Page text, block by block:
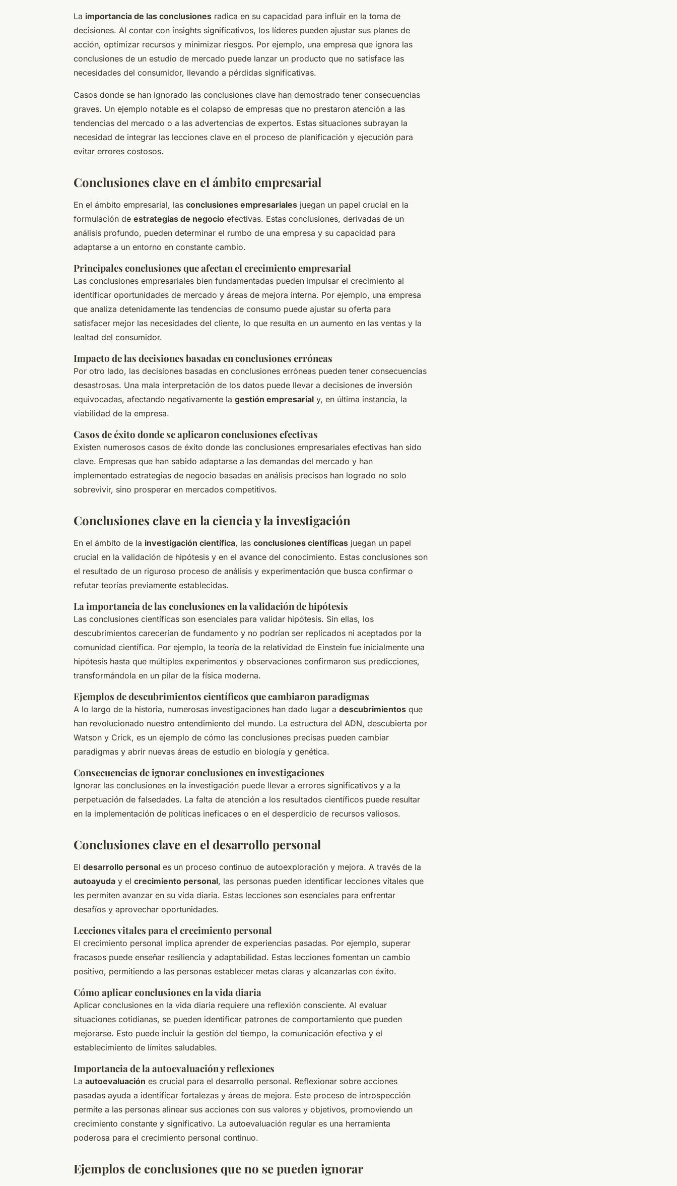
La importancia de las conclusiones radica en su capacidad para influir en la toma de
decisiones. Al contar con insights significativos, los líderes pueden ajustar sus planes de
acción, optimizar recursos y minimizar riesgos. Por ejemplo, una empresa que ignora las
conclusiones de un estudio de mercado puede lanzar un producto que no satisface las
necesidades del consumidor, llevando a pérdidas significativas.
Casos donde se han ignorado las conclusiones clave han demostrado tener consecuencias
graves. Un ejemplo notable es el colapso de empresas que no prestaron atención a las
tendencias del mercado o a las advertencias de expertos. Estas situaciones subrayan la
necesidad de integrar las lecciones clave en el proceso de planificación y ejecución para
evitar errores costosos.
Conclusiones clave en el ámbito empresarial
En el ámbito empresarial, las conclusiones empresariales juegan un papel crucial en la
formulación de estrategias de negocio efectivas. Estas conclusiones, derivadas de un
análisis profundo, pueden determinar el rumbo de una empresa y su capacidad para
adaptarse a un entorno en constante cambio.
Principales conclusiones que afectan el crecimiento empresarial
Las conclusiones empresariales bien fundamentadas pueden impulsar el crecimiento al
identificar oportunidades de mercado y áreas de mejora interna. Por ejemplo, una empresa
que analiza detenidamente las tendencias de consumo puede ajustar su oferta para
satisfacer mejor las necesidades del cliente, lo que resulta en un aumento en las ventas y la
lealtad del consumidor.
Impacto de las decisiones basadas en conclusiones erróneas
Por otro lado, las decisiones basadas en conclusiones erróneas pueden tener consecuencias
desastrosas. Una mala interpretación de los datos puede llevar a decisiones de inversión
equivocadas, afectando negativamente la gestión empresarial y, en última instancia, la
viabilidad de la empresa.
Casos de éxito donde se aplicaron conclusiones efectivas
Existen numerosos casos de éxito donde las conclusiones empresariales efectivas han sido
clave. Empresas que han sabido adaptarse a las demandas del mercado y han
implementado estrategias de negocio basadas en análisis precisos han logrado no solo
sobrevivir, sino prosperar en mercados competitivos.
Conclusiones clave en la ciencia y la investigación
En el ámbito de la investigación científica, las conclusiones científicas juegan un papel
crucial en la validación de hipótesis y en el avance del conocimiento. Estas conclusiones son
el resultado de un riguroso proceso de análisis y experimentación que busca confirmar o
refutar teorías previamente establecidas.
La importancia de las conclusiones en la validación de hipótesis
Las conclusiones científicas son esenciales para validar hipótesis. Sin ellas, los
descubrimientos carecerían de fundamento y no podrían ser replicados ni aceptados por la
comunidad científica. Por ejemplo, la teoría de la relatividad de Einstein fue inicialmente una
hipótesis hasta que múltiples experimentos y observaciones confirmaron sus predicciones,
transformándola en un pilar de la física moderna.
Ejemplos de descubrimientos científicos que cambiaron paradigmas
A lo largo de la historia, numerosas investigaciones han dado lugar a descubrimientos que
han revolucionado nuestro entendimiento del mundo. La estructura del ADN, descubierta por
Watson y Crick, es un ejemplo de cómo las conclusiones precisas pueden cambiar
paradigmas y abrir nuevas áreas de estudio en biología y genética.
Consecuencias de ignorar conclusiones en investigaciones
Ignorar las conclusiones en la investigación puede llevar a errores significativos y a la
perpetuación de falsedades. La falta de atención a los resultados científicos puede resultar
en la implementación de políticas ineficaces o en el desperdicio de recursos valiosos.
Conclusiones clave en el desarrollo personal
El desarrollo personal es un proceso continuo de autoexploración y mejora. A través de la
autoayuda y el crecimiento personal, las personas pueden identificar lecciones vitales que
les permiten avanzar en su vida diaria. Estas lecciones son esenciales para enfrentar
desafíos y aprovechar oportunidades.
Lecciones vitales para el crecimiento personal
El crecimiento personal implica aprender de experiencias pasadas. Por ejemplo, superar
fracasos puede enseñar resiliencia y adaptabilidad. Estas lecciones fomentan un cambio
positivo, permitiendo a las personas establecer metas claras y alcanzarlas con éxito.
Cómo aplicar conclusiones en la vida diaria
Aplicar conclusiones en la vida diaria requiere una reflexión consciente. Al evaluar
situaciones cotidianas, se pueden identificar patrones de comportamiento que pueden
mejorarse. Esto puede incluir la gestión del tiempo, la comunicación efectiva y el
establecimiento de límites saludables.
Importancia de la autoevaluación y reflexiones
La autoevaluación es crucial para el desarrollo personal. Reflexionar sobre acciones
pasadas ayuda a identificar fortalezas y áreas de mejora. Este proceso de introspección
permite a las personas alinear sus acciones con sus valores y objetivos, promoviendo un
crecimiento constante y significativo. La autoevaluación regular es una herramienta
poderosa para el crecimiento personal continuo.
Ejemplos de conclusiones que no se pueden ignorar